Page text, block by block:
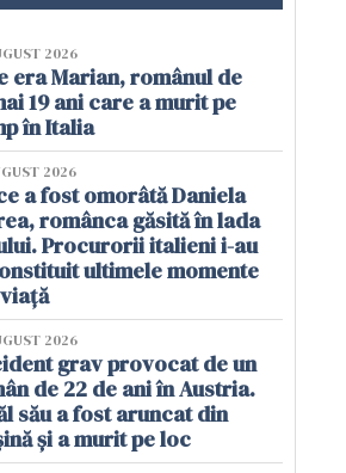
2026
era Marian, românul de
19 ani care a murit pe
în Italia
2026
a fost omorâtă Daniela
românca găsită în lada
Procurorii italieni i-au
ultimele momente
2026
grav provocat de un
de 22 de ani în Austria.
său a fost aruncat din
și a murit pe loc